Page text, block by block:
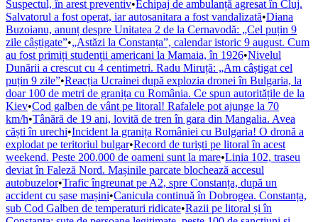
Suspectul, în arest preventiv•Echipaj de ambulanță agresat în Cluj.
Salvatorul a fost operat, iar autosanitara a fost vandalizată•Diana
Buzoianu, anunț despre Unitatea 2 de la Cernavodă: „Cel puțin 9
zile câștigate”•„Astăzi la Constanța”, calendar istoric 9 august. Cum
au fost primiți studenții americani la Mamaia, în 1926•Nivelul
Dunării a crescut cu 4 centimetri. Radu Miruță: „Am câștigat cel
puțin 9 zile”•Reacția Ucrainei după explozia dronei în Bulgaria, la
doar 100 de metri de granița cu România. Ce spun autoritățile de la
Kiev•Cod galben de vânt pe litoral! Rafalele pot ajunge la 70
km/h•Tânără de 19 ani, lovită de tren în gara din Mangalia. Avea
căști în urechi•Incident la granița României cu Bulgaria! O dronă a
explodat pe teritoriul bulgar•Record de turiști pe litoral în acest
weekend. Peste 200.000 de oameni sunt la mare•Linia 102, traseu
deviat în Faleză Nord. Mașinile parcate blochează accesul
autobuzelor•Trafic îngreunat pe A2, spre Constanța, după un
accident cu șase mașini•Canicula continuă în Dobrogea. Constanța,
sub Cod Galben de temperaturi ridicate•Razii pe litoral și în